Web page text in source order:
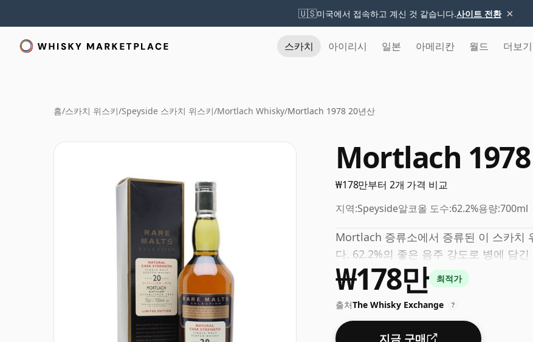
🇺🇸미국에서 접속하고 계신 것 같습니다.사이트 전환 ×
스카치 아이리시 일본 아메리칸 월드 더보기
홈/스카치 위스키/Speyside 스카치 위스키/Mortlach Whisky/Mortlach 1978 20년산
Mortlach
₩178만부터 2개 가격 비교
지역:Speyside알코올 도수:62.2%용량:700ml
Mortlach 증류소에서 증류된 이 스카치
다. 62.2%의 좋은 음주 강도로 병에 담
₩178만 최적가
출처The Whisky Exchange ?
지금 구매